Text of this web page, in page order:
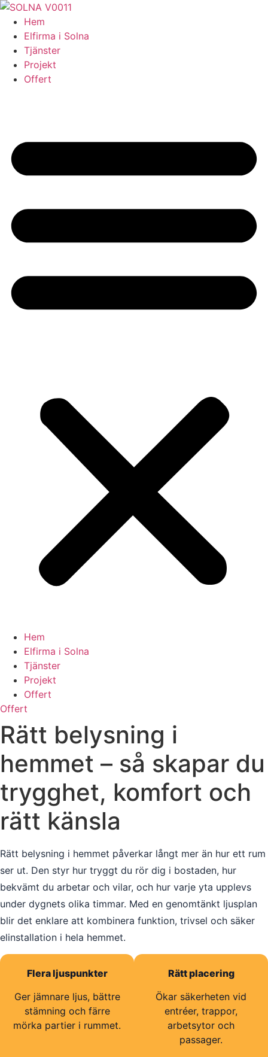
Skip
content
Hem
Elfirma i Solna
Tjänster
Projekt
Offert
Hem
Elfirma i Solna
Tjänster
Projekt
Offert
Offert
Rätt belysning i
hemmet – så skapar du
trygghet, komfort och
rätt känsla
Rätt belysning i hemmet påverkar långt mer än hur ett rum
ser ut. Den styr hur tryggt du rör dig i bostaden, hur
bekvämt du arbetar och vilar, och hur varje yta upplevs
under dygnets olika timmar. Med en genomtänkt ljusplan
blir det enklare att kombinera funktion, trivsel och säker
elinstallation i hela hemmet.
Flera ljuspunkter
Ger jämnare ljus, bättre
stämning och färre
mörka partier i rummet.
Rätt placering
Ökar säkerheten vid
entréer, trappor,
arbetsytor och
passager.